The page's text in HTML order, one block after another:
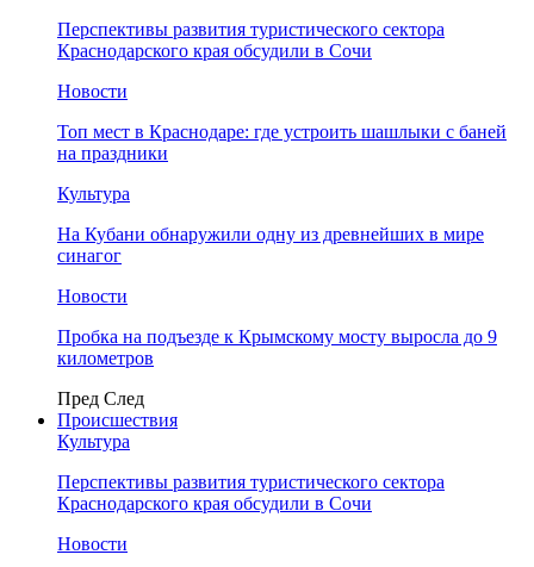
Перспективы развития туристического сектора
Краснодарского края обсудили в Сочи
Новости
Топ мест в Краснодаре: где устроить шашлыки с баней
на праздники
Культура
На Кубани обнаружили одну из древнейших в мире
синагог
Новости
Пробка на подъезде к Крымскому мосту выросла до 9
километров
Пред След
Происшествия
Культура
Перспективы развития туристического сектора
Краснодарского края обсудили в Сочи
Новости